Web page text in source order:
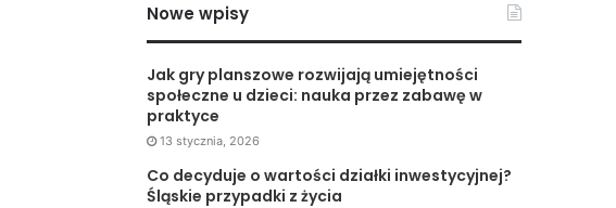
Nowe wpisy
Jak gry planszowe rozwijają umiejętności
społeczne u dzieci: nauka przez zabawę w
praktyce
13 stycznia, 2026
Co decyduje o wartości działki inwestycyjnej?
Śląskie przypadki z życia